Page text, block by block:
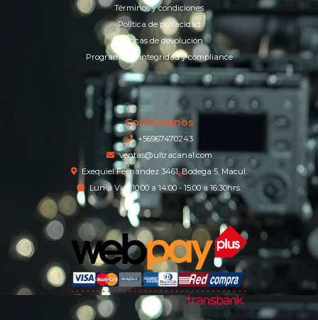
Términos y condiciones
Política de privacidad
Políticas de devolución
Programa de integridad y compliance
Contáctanos
+56967470243
ventas@ultracanal.com
Exequiel Fernandez 3461, Bodega 5, Macul.
Lun a Vier 10:00 a 14:00 - 15:00 a 16:30hrs.